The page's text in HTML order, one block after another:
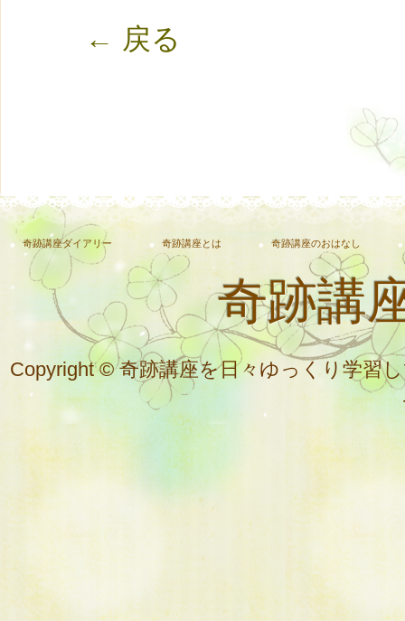
← 戻る
奇跡講座ダイアリー 奇跡講座とは 奇跡講座のおはなし
奇跡講
Copyright © 奇跡講座を日々ゆっくり学習